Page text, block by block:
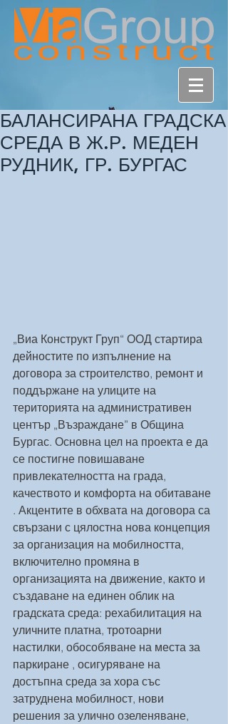
БАЛАНСИРАНА ГРАДСКА
СРЕДА В Ж.Р. МЕДЕН
РУДНИК, ГР. БУРГАС
„Виа Конструкт Груп“ ООД стартира
дейностите по изпълнение на
договора за строителство, ремонт и
поддържане на улиците на
територията на административен
център „Възраждане” в Община
Бургас. Основна цел на проекта е да
се постигне повишаване
привлекателността на града,
качеството и комфорта на обитаване
. Акцентите в обхвата на договора са
свързани с цялостна нова концепция
за организация на мобилността,
включително промяна в
организацията на движение, както и
създаване на единен облик на
градската среда: рехабилитация на
уличните платна, тротоарни
настилки, обособяване на места за
паркиране , осигуряване на
достъпна среда за хора със
затруднена мобилност, нови
решения за улично озеленяване,